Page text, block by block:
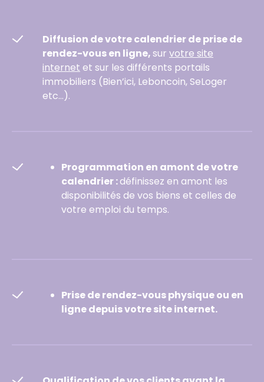
Diffusion de votre calendrier de prise de
rendez-vous en ligne,sur votre site
internet et sur les différents portails
immobiliers (Bien’ici, Leboncoin, SeLoger
etc…).
Programmation en amont de votre
calendrier :définissez en amont les
disponibilités de vos biens et celles de
votre emploi du temps.
Prise de rendez-vous physique ou en
ligne depuis votre site internet.